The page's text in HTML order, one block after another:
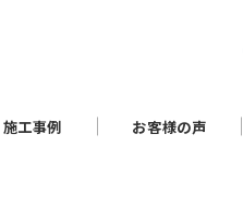
施工事例 お客様の声